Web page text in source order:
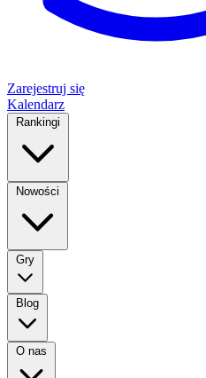
Zarejestruj się
Kalendarz
Rankingi
Nowości
Gry
Blog
O nas